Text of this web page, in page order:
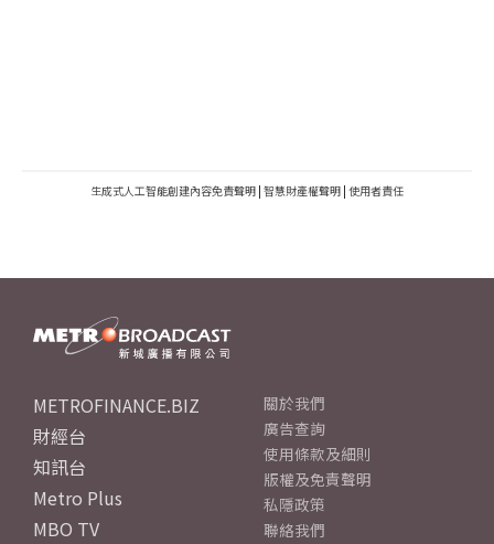
生成式人工智能創建內容免責聲明 | 智慧財產權聲明 | 使用者責任
METROFINANCE.BIZ
財經台
知訊台
Metro Plus
MBO TV
關於我們
廣告查詢
使用條款及細則
版權及免責聲明
私隱政策
聯絡我們